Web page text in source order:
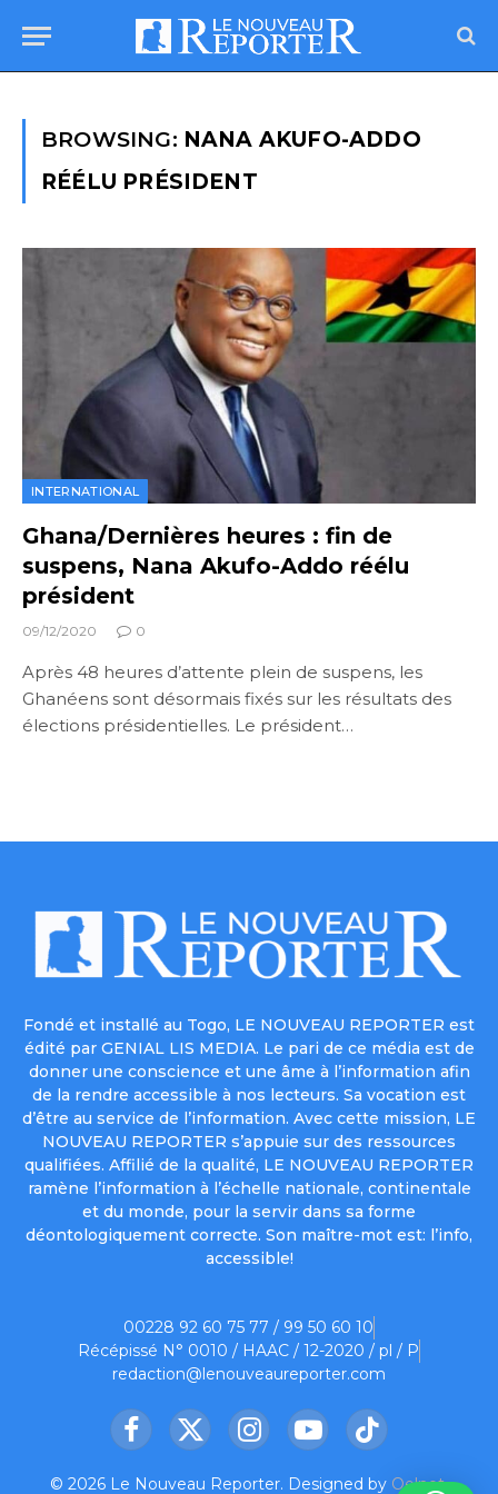
BROWSING: NANA AKUFO-ADDO
RÉÉLU PRÉSIDENT
INTERNATIONAL
Ghana/Dernières heures : fin de
suspens, Nana Akufo-Addo réélu
président
09/12/2020 0
Après 48 heures d’attente plein de suspens, les
Ghanéens sont désormais fixés sur les résultats des
élections présidentielles. Le président…
Fondé et installé au Togo, LE NOUVEAU REPORTER est
édité par GENIAL LIS MEDIA. Le pari de ce média est de
donner une conscience et une âme à l’information afin
de la rendre accessible à nos lecteurs. Sa vocation est
d’être au service de l’information. Avec cette mission, LE
NOUVEAU REPORTER s’appuie sur des ressources
qualifiées. Affilié de la qualité, LE NOUVEAU REPORTER
ramène l’information à l’échelle nationale, continentale
et du monde, pour la servir dans sa forme
déontologiquement correcte. Son maître-mot est: l’info,
accessible!
00228 92 60 75 77 / 99 50 60 10
Récépissé N° 0010 / HAAC / 12-2020 / pl / P
redaction@lenouveaureporter.com
Facebook
X
InstagramYouTubeTikTok
© 2026 Le Nouveau Reporter. Designed by Oelnet.